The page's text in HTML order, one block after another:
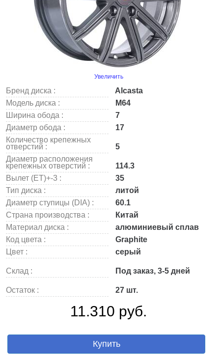
Увеличить
Бренд диска :
Alcasta
Модель диска :
M64
Ширина обода :
7
Диаметр обода :
17
Количество крепежных
отверстий :
5
Диаметр расположения
крепежных отверстий :
114.3
Вылет (ET)+-3 :
35
Тип диска :
литой
Диаметр ступицы (DIA) :
60.1
Страна производства :
Китай
Материал диска :
алюминиевый сплав
Код цвета :
Graphite
Цвет :
серый
Склад : Под заказ, 3-5 дней
Остаток : 27 шт.
11.310 руб.
Купить